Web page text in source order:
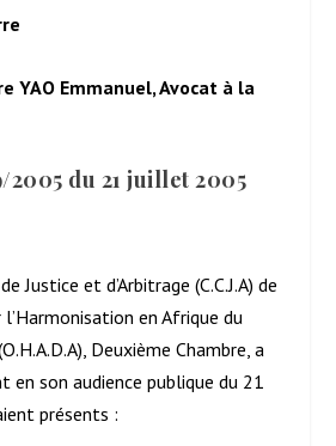
YAO Emmanuel, Avocat à la
2005 du 21 juillet 2005
Justice et d’Arbitrage (C.C.J.A) de
l’Harmonisation en Afrique du
Deuxième Chambre, a
en son audience publique du 21
présents :